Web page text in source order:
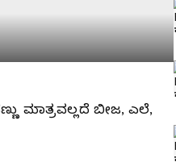
ಮಾತ್ರವಲ್ಲದೆ ಬೀಜ, ಎಲೆ,